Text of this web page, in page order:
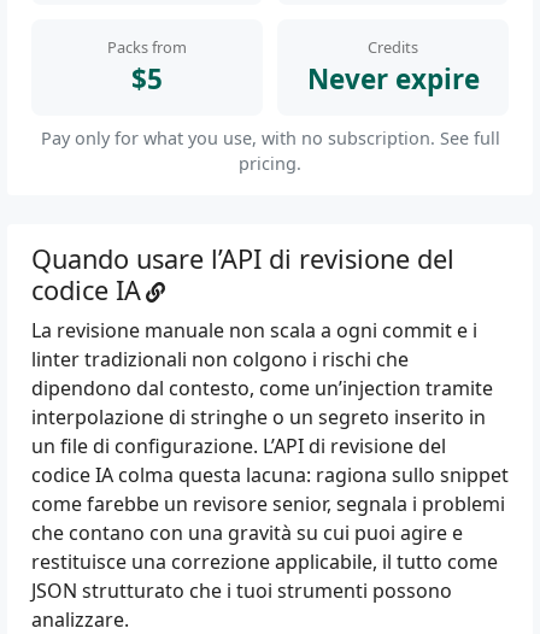
Packs from
$5
Credits
Never expire
Pay only for what you use, with no subscription. See full
pricing.
Quando usare l’API di revisione del
codice IA
La revisione manuale non scala a ogni commit e i
linter tradizionali non colgono i rischi che
dipendono dal contesto, come un’injection tramite
interpolazione di stringhe o un segreto inserito in
un file di configurazione. L’API di revisione del
codice IA colma questa lacuna: ragiona sullo snippet
come farebbe un revisore senior, segnala i problemi
che contano con una gravità su cui puoi agire e
restituisce una correzione applicabile, il tutto come
JSON strutturato che i tuoi strumenti possono
analizzare.